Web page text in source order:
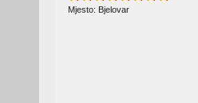
Mjesto: Bjelovar